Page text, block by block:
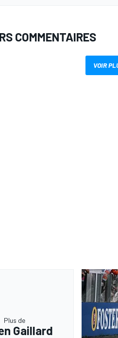
COMMENTAIRES
VOIR
Plus de
Gaillard